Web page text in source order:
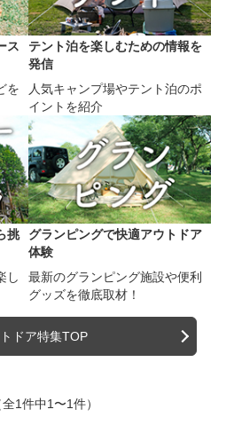
ス
を
テント泊を楽しむための情報を
発信
人気キャンプ場やテント泊のポ
イントを紹介
挑
し
グランピングで快適アウトドア
体験
最新のグランピング施設や便利
グッズを徹底取材！
ドア特集TOP
全1件中1〜1件）